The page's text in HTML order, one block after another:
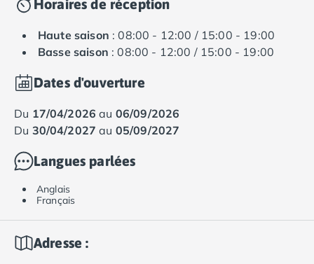
Horaires de réception
Haute saison : 08:00 - 12:00 / 15:00 - 19:00
Basse saison : 08:00 - 12:00 / 15:00 - 19:00
Dates d'ouverture
du 17/04/2026 au 06/09/2026
du 30/04/2027 au 05/09/2027
Langues parlées
Anglais
Français
Adresse :